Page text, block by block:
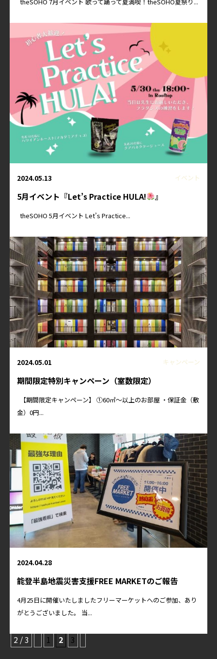
2024.05.13 イベント
5月イベント『Let’s Practice HULA! 』
theSOHO 5月イベント Let’s Practice...
2024.05.01 キャンペーン
期間限定特別キャンペーン（室数限定）
【期間限定キャンペーン】 ①60㎡～以上のお部屋 ・保証金（敷
金）0円...
2024.04.28
能登半島地震災害支援FREE MARKETのご報告
4月25日に開催いたしましたフリーマーケットへのご参加、あり
がとうございました。 当...
2 / 3 1 2 3